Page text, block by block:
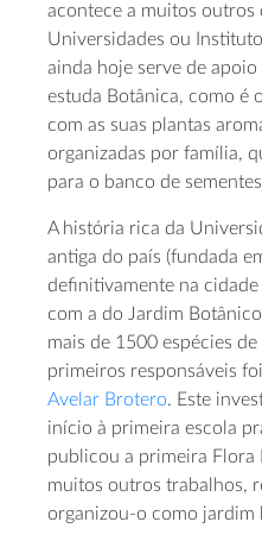
acontece a muitos outros
Universidades ou
ainda hoje serve de apoio
estuda Botânica, como é
com as suas plantas
organizadas por família,
para o banco de
A história rica da
antiga do país (fundada
definitivamente na
com a do Jardim
mais de 1500 espécies
primeiros responsáveis
Avelar Brotero. Este
início à primeira escola
publicou a primeira Flora
muitos outros trabalhos,
organizou-o como jardim